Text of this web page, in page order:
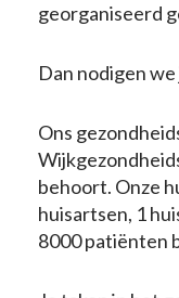
georganiseerd
Dan nodigen
Ons
behoort. Onze
huisartsen, 1
8000 patiënten